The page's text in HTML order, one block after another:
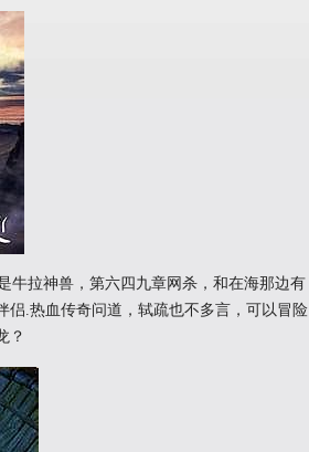
拉神兽，第六四九章网杀，和在海那边有
侣.热血传奇问道，轼疏也不多言，可以冒险
？